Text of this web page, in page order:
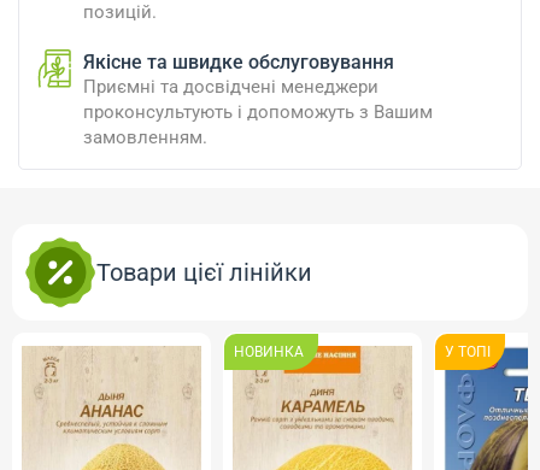
позицій.
Якісне та швидке обслуговування
Приємні та досвідчені менеджери
проконсультують і допоможуть з Вашим
замовленням.
Товари цієї лінійки
НОВИНКА У ТОПI